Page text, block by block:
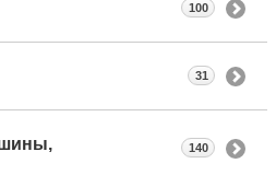
100
31
140